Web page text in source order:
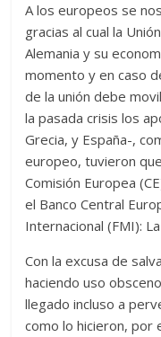
A los europeos se
gracias al cual la
Alemania y su
momento y en caso
de la unión debe
la pasada crisis los
Grecia, y España-,
europeo, tuvieron
Comisión Europea
el Banco Central
Internacional (FMI):
Con la excusa de
haciendo uso
llegado incluso a
como lo hicieron, por